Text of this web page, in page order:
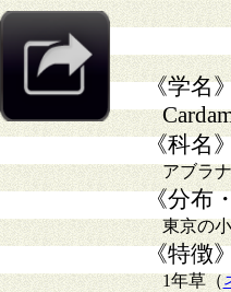
《学名
《科名
アブラナ
《分布
東京の小
《特徴
1年草（